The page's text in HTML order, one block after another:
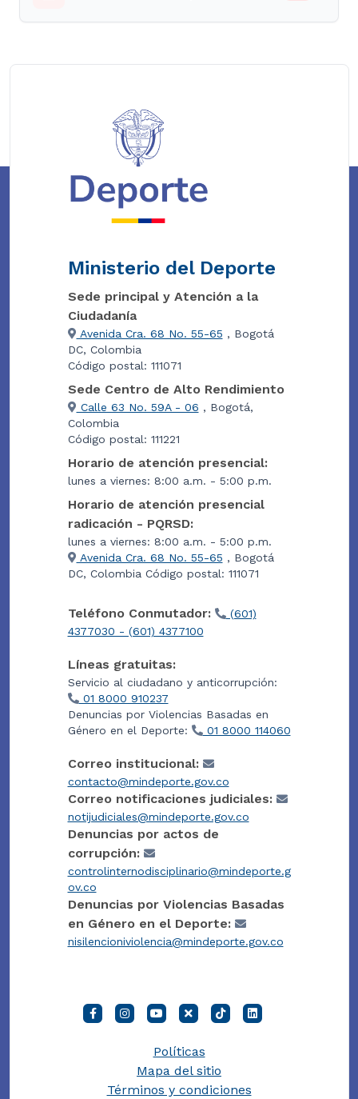
Ministerio del Deporte
Sede principal y Atención a la
Ciudadanía
Avenida Cra. 68 No. 55-65 , Bogotá
DC, Colombia
Código postal: 111071
Sede Centro de Alto Rendimiento
Calle 63 No. 59A - 06 , Bogotá,
Colombia
Código postal: 111221
Horario de atención presencial:
lunes a viernes: 8:00 a.m. - 5:00 p.m.
Horario de atención presencial
radicación - PQRSD:
lunes a viernes: 8:00 a.m. - 5:00 p.m.
Avenida Cra. 68 No. 55-65 , Bogotá
DC, Colombia Código postal: 111071
Teléfono Conmutador:
(601)
4377030 - (601) 4377100
Líneas gratuitas:
Servicio al ciudadano y anticorrupción:
01 8000 910237
Denuncias por Violencias Basadas en
Género en el Deporte:
01 8000 114060
Correo institucional:
contacto@mindeporte.gov.co
Correo notificaciones judiciales:
notijudiciales@mindeporte.gov.co
Denuncias por actos de
corrupción:
controlinternodisciplinario@mindeporte.g
ov.co
Denuncias por Violencias Basadas
en Género en el Deporte:
nisilencioniviolencia@mindeporte.gov.co
Políticas
Mapa del sitio
Términos y condiciones